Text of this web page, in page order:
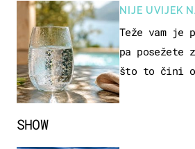
SHOW
NIJE UVIJEK
Teže vam je
pa posežete
što to čini